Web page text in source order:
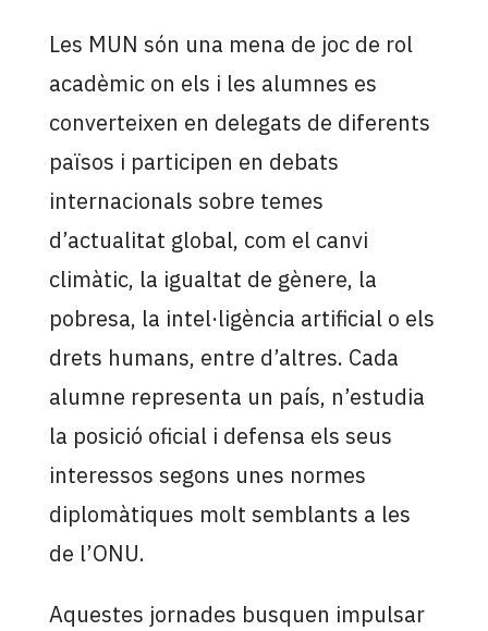
Les MUN són una mena de joc de rol
acadèmic on els i les alumnes es
converteixen en delegats de diferents
països i participen en debats
internacionals sobre temes
d’actualitat global, com el canvi
climàtic, la igualtat de gènere, la
pobresa, la intel·ligència artificial o els
drets humans, entre d’altres. Cada
alumne representa un país, n’estudia
la posició oficial i defensa els seus
interessos segons unes normes
diplomàtiques molt semblants a les
de l’ONU.
Aquestes jornades busquen impulsar